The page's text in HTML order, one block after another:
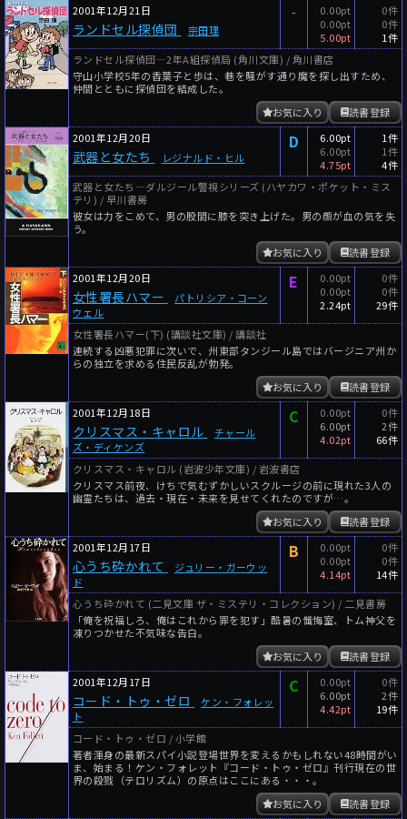
2001年12月21日
ランドセル探偵団 宗田理
-
0.00pt
0.00pt
5.00pt
0件
0件
1件
ランドセル探偵団―2年A組探偵局 (角川文庫) / 角川書店
守山小学校5年の香葉子と歩は、巷を騒がす通り魔を探し出すため、
仲間とともに探偵団を結成した。
読書登録
お気に入り
2001年12月20日
武器と女たち レジナルド・ヒル
D
6.00pt
6.00pt
4.75pt
1件
1件
4件
武器と女たち―ダルジール警視シリーズ (ハヤカワ・ポケット・ミス
テリ) / 早川書房
彼女は力をこめて、男の股間に膝を突き上げた。男の顔が血の気を失
う。
読書登録
お気に入り
2001年12月20日
女性署長ハマー
パトリシア・コーン
ウェル
E
0.00pt
0.00pt
2.24pt
0件
0件
29件
女性署長ハマー(下) (講談社文庫) / 講談社
連続する凶悪犯罪に次いで、州東部タンジール島ではバージニア州か
らの独立を求める住民反乱が勃発。
読書登録
お気に入り
2001年12月18日
クリスマス・キャロル
チャール
ズ・ディケンズ
C
0.00pt
6.00pt
4.02pt
0件
2件
66件
クリスマス・キャロル (岩波少年文庫) / 岩波書店
クリスマス前夜、けちで気むずかしいスクルージの前に現れた3人の
幽霊たちは、過去・現在・未来を見せてくれたのですが…。
読書登録
お気に入り
2001年12月17日
心うち砕かれて
ジュリー・ガーウッ
ド
B
0.00pt
0.00pt
4.14pt
0件
0件
14件
心うち砕かれて (二見文庫 ザ・ミステリ・コレクション) / 二見書房
「俺を祝福しろ、俺はこれから罪を犯す」酷暑の懺悔室、トム神父を
凍りつかせた不気味な告白。
読書登録
お気に入り
2001年12月17日
コード・トゥ・ゼロ
ケン・フォレッ
ト
C
0.00pt
6.00pt
4.42pt
0件
2件
19件
コード・トゥ・ゼロ / 小学館
著者渾身の最新スパイ小説登場世界を変えるかもしれない48時間がい
ま、始まる！ケン・フォレット『コード・トゥ・ゼロ』刊行現在の世
界の殺戮（テロリズム）の原点はここにある・・・。
読書登録
お気に入り